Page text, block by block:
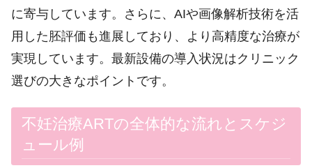
に寄与しています。さらに、AIや画像解析技術を活
用した胚評価も進展しており、より高精度な治療が
実現しています。最新設備の導入状況はクリニック
選びの大きなポイントです。
不妊治療ARTの全体的な流れとスケジ
ュール例